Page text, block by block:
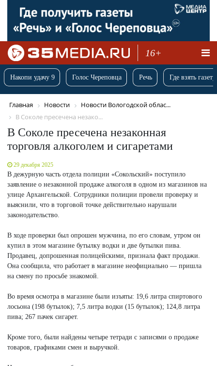
16+
Накопи удачу 9 Голос Череповца Речь Где взять
Главная Новости
Новости Вологодской облас...
В Соколе пресечена незако...
В Соколе пресечена незаконная
торговля алкоголем и сигаретами
29 декабря 2025
В дежурную часть отдела полиции «Сокольский» поступило
заявление о незаконной продаже алкоголя в одном из магазинов на
улице Архангельской. Сотрудники полиции провели проверку и
выяснили, что в торговой точке действительно нарушали
законодательство.
В ходе проверки был опрошен мужчина, по его словам, утром он
купил в этом магазине бутылку водки и две бутылки пива.
Продавец, допрошенная полицейскими, признала факт продажи.
Она сообщила, что работает в магазине неофициально — пришла
на смену по просьбе знакомой.
Во время осмотра в магазине были изъяты: 19,6 литра спиртового
лосьона (198 бутылок); 7,5 литра водки (15 бутылок); 124,8 литра
пива; 267 пачек сигарет.
Кроме того, были найдены четыре тетради с записями о продаже
товаров, графиками смен и выручкой.